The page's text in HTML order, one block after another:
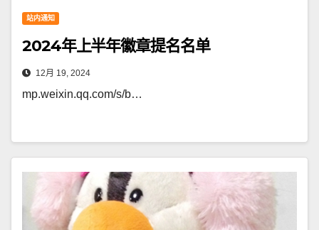
站内通知
2024年上半年徽章提名名单
12月 19, 2024
mp.weixin.qq.com/s/b…